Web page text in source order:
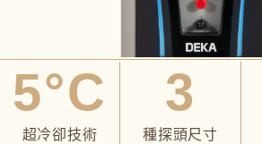
5°C
超冷卻技術
3
種探頭尺寸